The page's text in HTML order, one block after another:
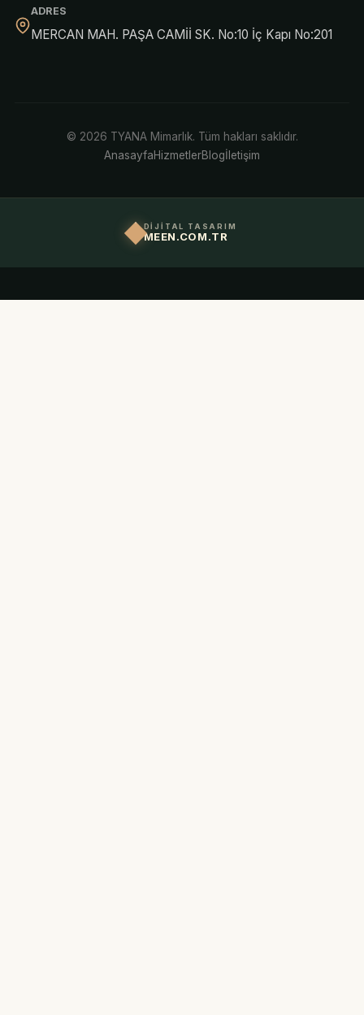
ADRES
MERCAN MAH. PAŞA CAMİİ SK. No:10 İç Kapı No:201
© 2026 TYANA Mimarlık. Tüm hakları saklıdır.
AnasayfaHizmetlerBlogİletişim
DİJİTAL TASARIM
MEEN.COM.TR